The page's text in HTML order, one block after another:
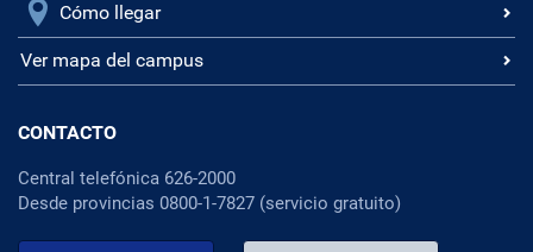
Cómo llegar
Ver mapa del campus
CONTACTO
Central telefónica 626-2000
Desde provincias 0800-1-7827 (servicio gratuito)